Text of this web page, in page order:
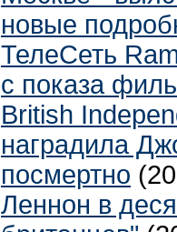
новые
ТелеСеть
с показа
British
наградила
посмертно
Леннон в